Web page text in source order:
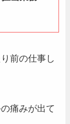
前の仕事し
痛みが出て